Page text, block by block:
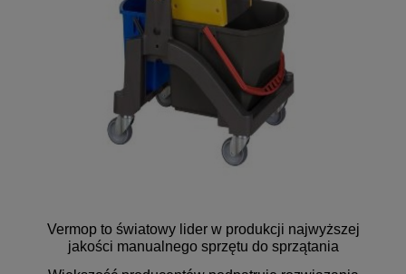
Vermop to światowy lider w produkcji najwyższej
jakości manualnego sprzętu do sprzątania